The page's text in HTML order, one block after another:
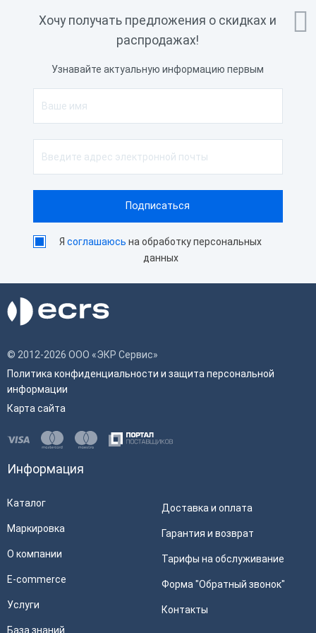

Хочу получать предложения о скидках и
распродажах!
Узнавайте актуальную информацию первым
Ясоглашаюсь на обработку персональных
данных
© 2012-2026 ООО «ЭКР Сервис»
Политика конфиденциальности и защита персональной
информации
Карта сайта
Информация
Каталог
Маркировка
О компании
E-commerce
Услуги
База знаний
Доставка и оплата
Гарантия и возврат
Тарифы на обслуживание
Форма "Обратный звонок"
Контакты